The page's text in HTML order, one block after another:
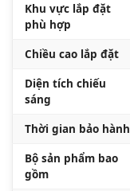
Khu vực lắp đặt
phù hợp
Chiều cao lắp đặt
Diện tích chiếu
sáng
Thời gian bảo hành
Bộ sản phẩm bao
gồm